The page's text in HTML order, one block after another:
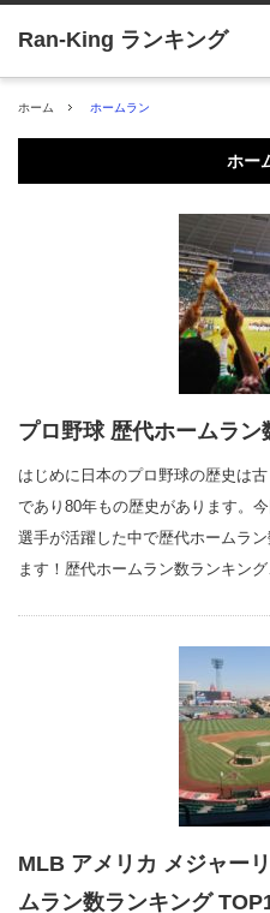
ホーム ホームラン
ホー
プロ野球 歴代ホームラ
はじめに日本のプロ野球の歴史は
であり80年もの歴史があります。
選手が活躍した中で歴代ホームラ
ます！歴代ホームラン数ランキン
MLB アメリカ メジャー
ムラン数ランキング